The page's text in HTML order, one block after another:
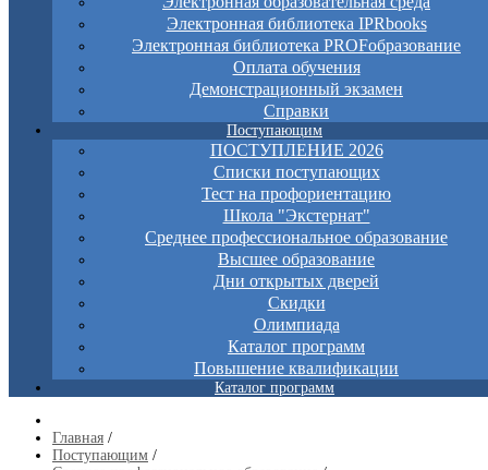
Электронная библиотека IPRbooks
Электронная библиотека PROFобразование
Оплата обучения
Демонстрационный экзамен
Справки
Поступающим
ПОСТУПЛЕНИЕ 2026
Списки поступающих
Тест на профориентацию
Школа "Экстернат"
Среднее профессиональное образование
Высшее образование
Дни открытых дверей
Скидки
Олимпиада
Каталог программ
Повышение квалификации
Каталог программ
Главная /
Поступающим /